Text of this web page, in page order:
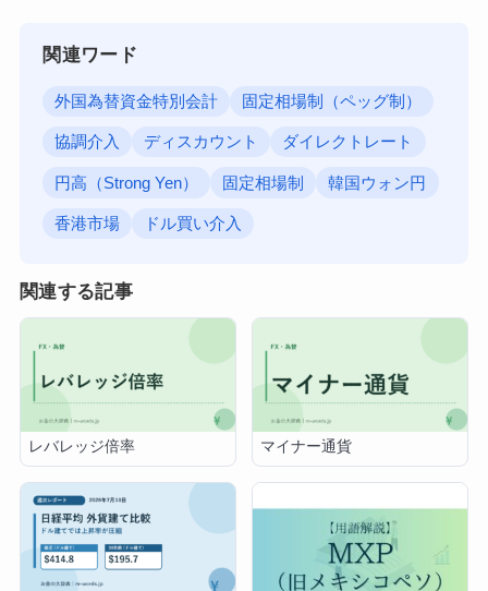
関連ワード
外国為替資金特別会計 固定相場制（ペッグ制）
協調介入 ディスカウント ダイレクトレート
円高（Strong Yen） 固定相場制 韓国ウォン円
香港市場 ドル買い介入
関連する記事
レバレッジ倍率 マイナー通貨